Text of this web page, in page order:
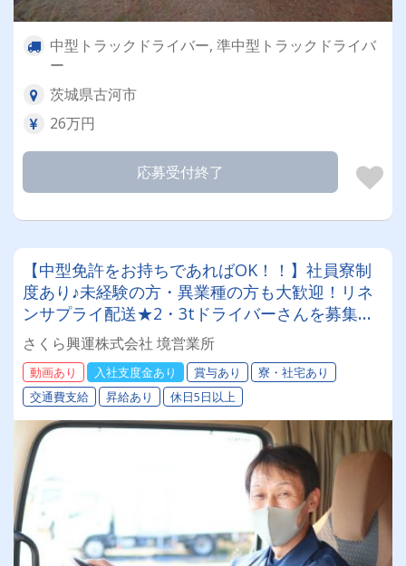
中型トラックドライバー, 準中型トラックドライバ
ー
茨城県古河市
26万円
応募受付終了
【中型免許をお持ちであればOK！！】社員寮制
度あり♪未経験の方・異業種の方も大歓迎！リネ
ンサプライ配送★2・3tドライバーさんを募集し
ます！【20代から60代まで活躍中です♪】
さくら興運株式会社 境営業所
動画あり 入社支度金あり 賞与あり
寮・社宅あり
交通費支給
昇給あり 休日5日以上